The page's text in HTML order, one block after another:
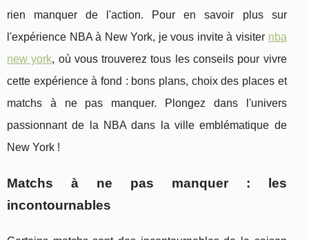
rien manquer de l'action. Pour en savoir plus sur
l'expérience NBA à New York, je vous invite à visiter nba
new york, où vous trouverez tous les conseils pour vivre
cette expérience à fond : bons plans, choix des places et
matchs à ne pas manquer. Plongez dans l'univers
passionnant de la NBA dans la ville emblématique de
New York !
Matchs à ne pas manquer : les
incontournables